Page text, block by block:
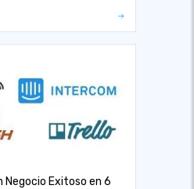
Negocio Exitoso en 6